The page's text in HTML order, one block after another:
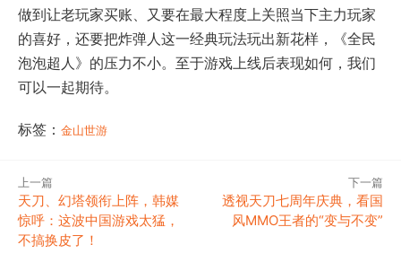
做到让老玩家买账、又要在最大程度上关照当下主力玩家
的喜好，还要把炸弹人这一经典玩法玩出新花样，《全民
泡泡超人》的压力不小。至于游戏上线后表现如何，我们
可以一起期待。
标签： 金山世游
上一篇
天刀、幻塔领衔上阵，韩媒
惊呼：这波中国游戏太猛，
不搞换皮了！
下一篇
透视天刀七周年庆典，看国
风MMO王者的“变与不变”